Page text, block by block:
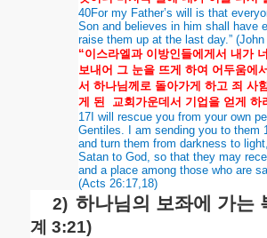
40For my Father’s will is that
Son and believes in him shall have
raise them up at the last day.” (John
“이스라엘과 이방인들에게서 내가
보내어 그 눈을 뜨게 하여 어두움에서
서 하나님께로 돌아가게 하고 죄 사
게 된 교회가운데서 기업을 얻게 하
17I will rescue you from your own
Gentiles. I am sending you to them
and turn them from darkness to
Satan to God, so that they may
and a place among those who are
(Acts 26:17,18)
2) 하나님의 보좌에 가는
계 3:21)